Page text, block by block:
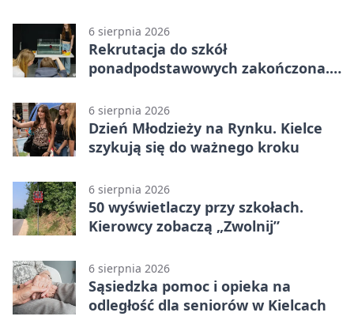
6 sierpnia 2026
Rekrutacja do szkół
ponadpodstawowych zakończona.
6 sierpnia 2026
Dzień Młodzieży na Rynku. Kielce
szykują się do ważnego kroku
6 sierpnia 2026
50 wyświetlaczy przy szkołach.
Kierowcy zobaczą „Zwolnij”
6 sierpnia 2026
Sąsiedzka pomoc i opieka na
odległość dla seniorów w Kielcach